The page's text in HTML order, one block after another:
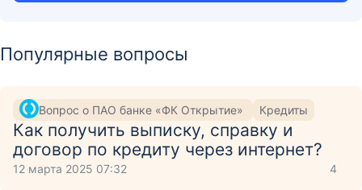
Популярные вопросы
Вопрос о ПАО банке «ФК Открытие» Кредиты
Как получить выписку, справку и
договор по кредиту через интернет?
12 марта 2025 07:32 4